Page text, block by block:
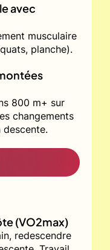
avec
musculaire
planche).
800 m+ sur
changements
(VO2max)
redescendre